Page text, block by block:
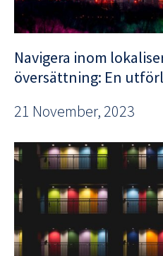
Navigera inom
översättning: En
21 November, 2023